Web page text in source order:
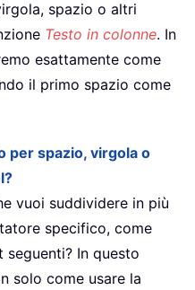
spazio o altri
Testo in colonne. In
esattamente come
il primo spazio come
per spazio, virgola o
vuoi suddividere in più
specifico, come
In questo
solo come usare la